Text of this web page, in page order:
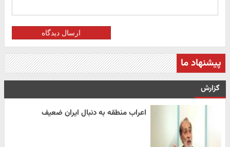
ارسال دیدگاه
پیشنهاد ما
گزارش
اعراب منطقه به دنبال ایران ضعیف